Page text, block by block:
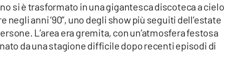
si è trasformato in una gigantesca discoteca a cielo
negli anni ‘90”, uno degli show più seguiti dell’estate
L’area era gremita, con un’atmosfera festosa
da una stagione difficile dopo recenti episodi di